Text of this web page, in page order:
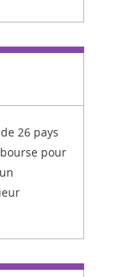
26 pays
pour